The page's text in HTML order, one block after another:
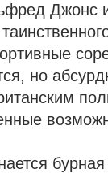
Джонс
но